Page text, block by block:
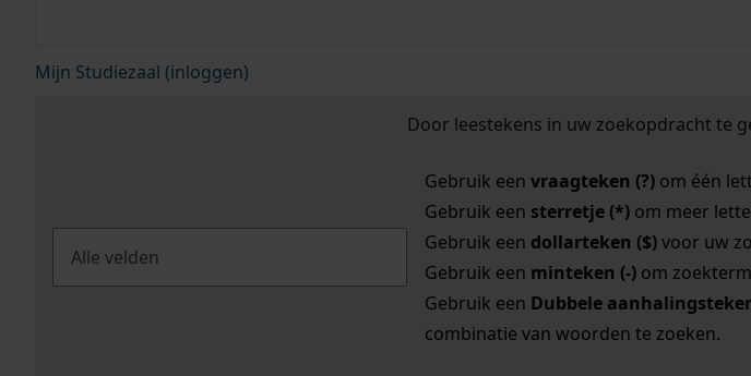
Mijn Studiezaal (inloggen)
Door leestekens in uw zoekopdracht te
Gebruik een vraagteken (?)om één
Gebruik een sterretje (*)om meer
Gebruik een dollarteken ($)voor uw
Gebruik een minteken (-)om
Gebruik een Dubbele
combinatie van woorden te zoeken.